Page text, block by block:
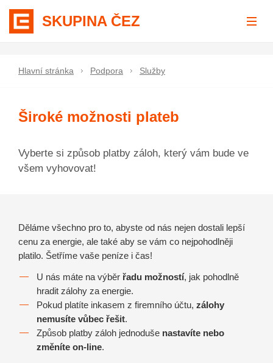
SKUPINA ČEZ
Hlavní stránka Podpora Služby
Široké možnosti plateb
Vyberte si způsob platby záloh, který vám bude ve
všem vyhovovat!
Děláme všechno pro to, abyste od nás nejen dostali lepší
cenu za energie, ale také aby se vám co nejpohodlněji
platilo. Šetříme vaše peníze i čas!
U nás máte na výběr řadu možností, jak pohodlně
hradit zálohy za energie.
Pokud platíte inkasem z firemního účtu, zálohy
nemusíte vůbec řešit.
Způsob platby záloh jednoduše nastavíte nebo
změníte on-line.